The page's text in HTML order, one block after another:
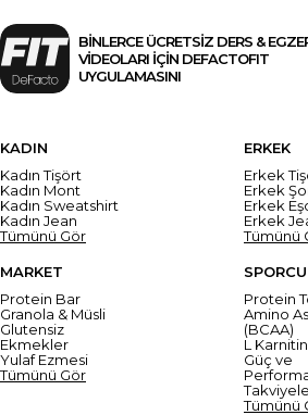
BİNLERCE ÜCRETSİZ DERS &
VİDEOLARI İÇİN DEFACTOFIT
UYGULAMASINI
KADIN
Kadın Tişört
Kadın Mont
Kadın Sweatshirt
Kadın Jean
Tümünü Gör
ERKEK
Erkek
Erkek
Erkek
Erkek
Tümünü
MARKET
Protein Bar
Granola & Müsli
Glutensiz
Ekmekler
Yulaf Ezmesi
Tümünü Gör
Protein
Amino
(BCAA)
L
Güç ve
Tümünü